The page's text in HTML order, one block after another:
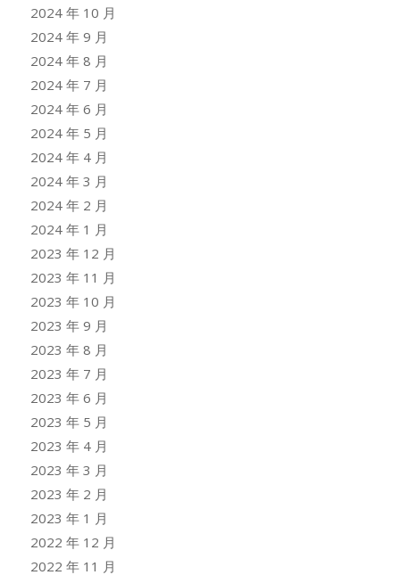
2024 年 10 月
2024 年 9 月
2024 年 8 月
2024 年 7 月
2024 年 6 月
2024 年 5 月
2024 年 4 月
2024 年 3 月
2024 年 2 月
2024 年 1 月
2023 年 12 月
2023 年 11 月
2023 年 10 月
2023 年 9 月
2023 年 8 月
2023 年 7 月
2023 年 6 月
2023 年 5 月
2023 年 4 月
2023 年 3 月
2023 年 2 月
2023 年 1 月
2022 年 12 月
2022 年 11 月